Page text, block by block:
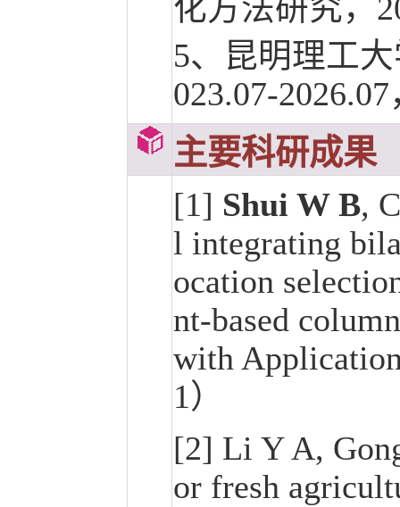
化方法研究，
5、昆明理工
023.07-
主要科研成果
[1] Shui W B,
l integrating
ocation
nt-based
with
1）
[2] Li Y A,
or fresh